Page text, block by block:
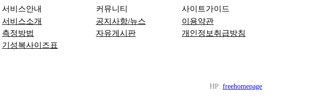
서비스안내
서비스소개
측정방법
기성복사이즈표
커뮤니티
공지사항/뉴스
자유게시판
사이트가이드
이용약관
개인정보취급방침
HP: freehomepage